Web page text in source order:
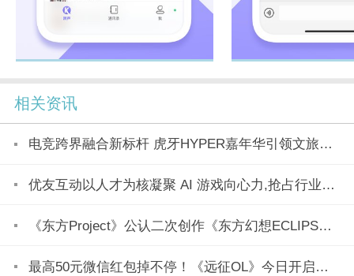
相关资讯
电竞跨界融合新标杆 虎牙HYPER嘉年华引领文旅产业新潮流
优友互动以人才为核凝聚 AI 游戏向心力,抢占行业变革制高点
《东方Project》公认二次创作《东方幻想ECLIPSE》7月23日正式上市
最高50元微信红包掉不停！《远征OL》今日开启美食节新区「玉脍」！